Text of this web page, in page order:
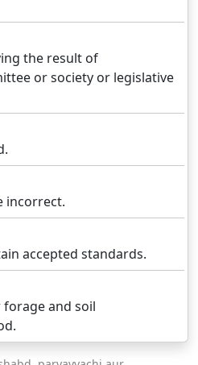
the result of
or society or legislative
incorrect.
accepted standards.
and soil